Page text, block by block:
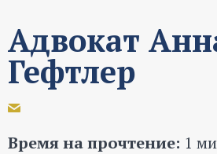
Адвокат
Гефтлер
Время на прочтение: 1